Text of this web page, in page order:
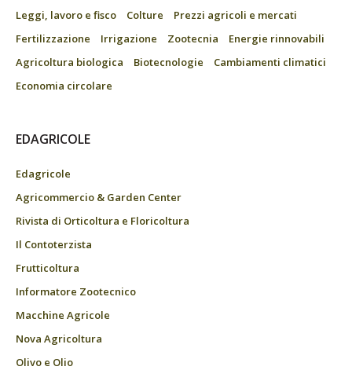
Leggi, lavoro e fisco
Colture
Prezzi agricoli e mercati
Fertilizzazione
Irrigazione Zootecnia
Energie rinnovabili
Agricoltura biologica
Biotecnologie
Cambiamenti climatici
Economia circolare
EDAGRICOLE
Edagricole
Agricommercio & Garden Center
Rivista di Orticoltura e Floricoltura
Il Contoterzista
Frutticoltura
Informatore Zootecnico
Macchine Agricole
Nova Agricoltura
Olivo e Olio